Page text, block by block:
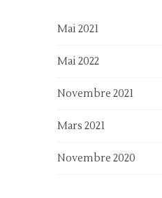
Mai 2021
Mai 2022
Novembre 2021
Mars 2021
Novembre 2020